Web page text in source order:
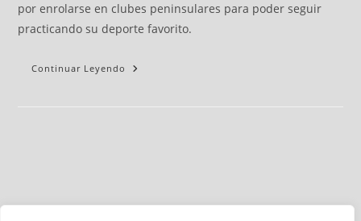
por enrolarse en clubes peninsulares para poder seguir
practicando su deporte favorito.
Continuar Leyendo